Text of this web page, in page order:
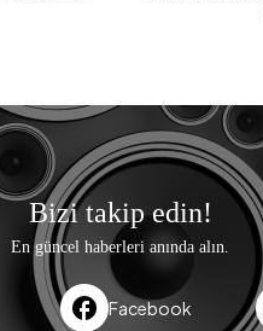
Bizi takip edin!
En güncel haberleri anında alın.
Facebook